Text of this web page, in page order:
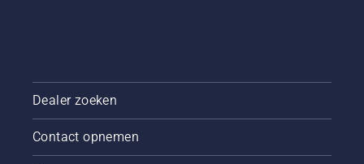
Dealer zoeken
Contact opnemen